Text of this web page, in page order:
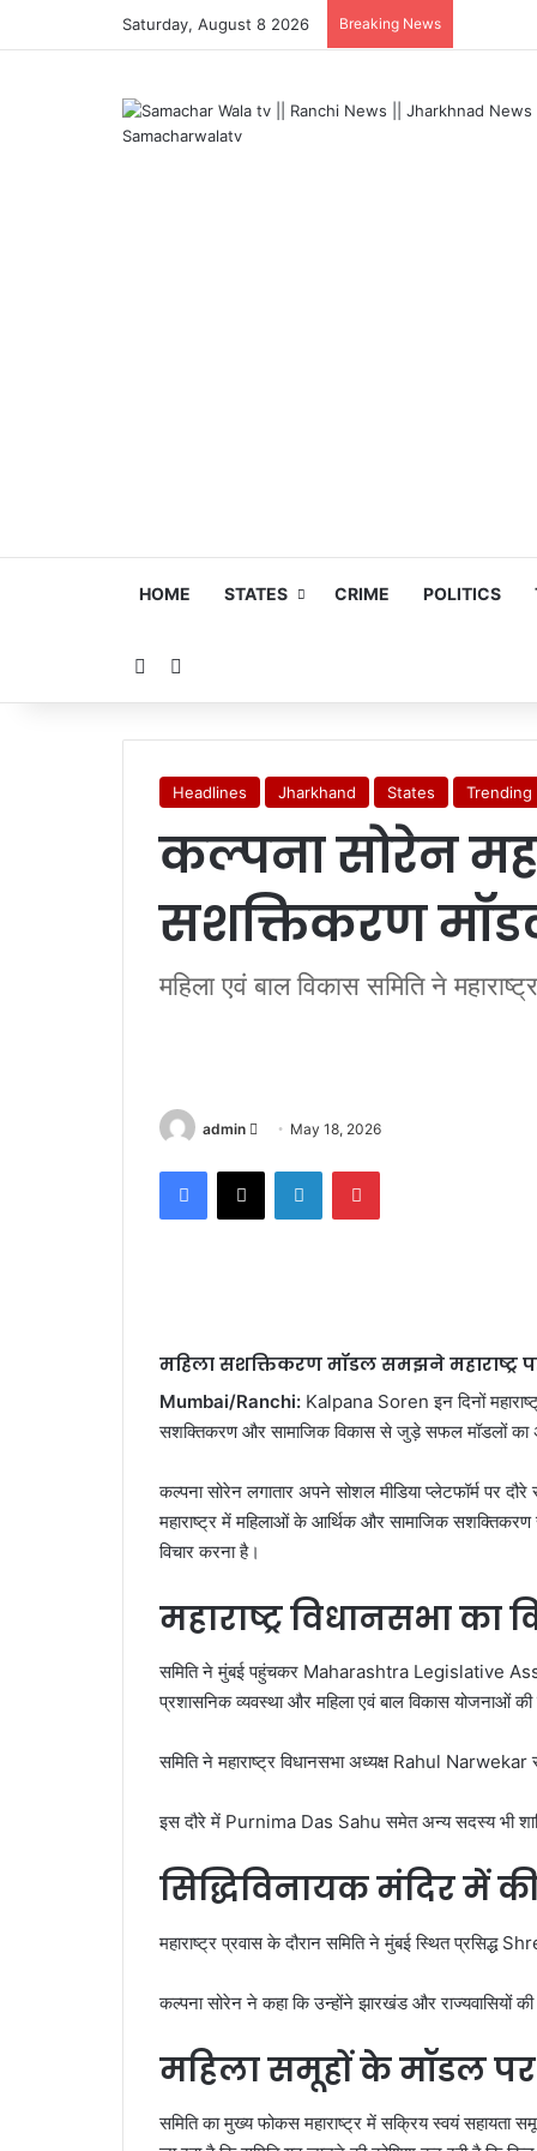
Saturday, August 8 2026 Breaking News
HOME STATES CRIME POLITICS
Random Article
Headlines Jharkhand States Trending
कल्पना सोरेन
सशक्तिकरण
महिला एवं बाल विकास समिति ने
admin
d
a
May 18, 2026
महिला सशक्तिकरण मॉडल समझने महाराष्ट्र
Mumbai/Ranchi: Kalpana Soren इन दिनों
सशक्तिकरण और सामाजिक विकास से जुड़े सफल मॉडलों का
कल्पना सोरेन लगातार अपने सोशल मीडिया प्लेटफॉर्म पर
महाराष्ट्र में महिलाओं के आर्थिक और सामाजिक
विचार करना है।
महाराष्ट्र विधानसभा का
समिति ने मुंबई पहुंचकर Maharashtra Legislative
प्रशासनिक व्यवस्था और महिला एवं बाल विकास योजनाओं की
समिति ने महाराष्ट्र विधानसभा अध्यक्ष Rahul Narwekar
इस दौरे में Purnima Das Sahu समेत अन्य सदस्य भी
सिद्धिविनायक मंदिर में
महाराष्ट्र प्रवास के दौरान समिति ने मुंबई स्थित प्रसिद्ध
कल्पना सोरेन ने कहा कि उन्होंने झारखंड और राज्यवासियों
महिला समूहों के मॉडल
समिति का मुख्य फोकस महाराष्ट्र में सक्रिय स्वयं सहायता